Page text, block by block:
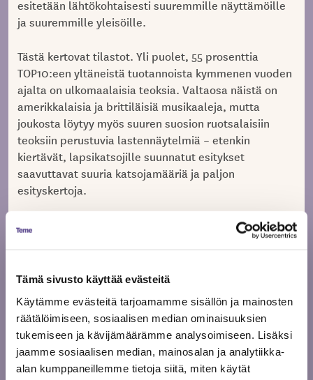
Tämä sivusto käyttää evästeitä
Käytämme evästeitä tarjoamamme sisällön ja mainosten
räätälöimiseen, sosiaalisen median ominaisuuksien
tukemiseen ja kävijämäärämme analysoimiseen. Lisäksi
jaamme sosiaalisen median, mainosalan ja analytiikka-
alan kumppaneillemme tietoja siitä, miten käytät
esitetään lähtökohtaisesti suuremmille näyttämöille
ja suuremmille yleisöille.
Tästä kertovat tilastot. Yli puolet, 55 prosenttia
TOP10:een yltäneistä tuotannoista kymmenen vuoden
ajalta on ulkomaalaisia teoksia. Valtaosa näistä on
amerikkalaisia ja brittiläisiä musikaaleja, mutta
joukosta löytyy myös suuren suosion ruotsalaisiin
teoksiin perustuvia lastennäytelmiä – etenkin
kiertävät, lapsikatsojille suunnatut esitykset
saavuttavat suuria katsojamääriä ja paljon
esityskertoja.
Viime vuosikymmenen TOP10 -tuotannoista 45
prosenttia on kotimaista käsialaa. Näistä kotimaisista
romaanin tai elokuvan pohjalta, entuudestaan etenkin
lapsille tutuista hahmoista tai tarinoista.
HavukaisenjaSami Toivosenlastenkirjasarjan
sankarit Tatu ja Patun lisäksi yleisömagneetteja ovat
olleet Hevisaurus-yhtye,Sinikka NopolanjaTiina
Nopolankirjoista tuttu Risto Räppääjä jaMauri
KunnaksenHerra Hakkarainen. Uusien kotimaisten